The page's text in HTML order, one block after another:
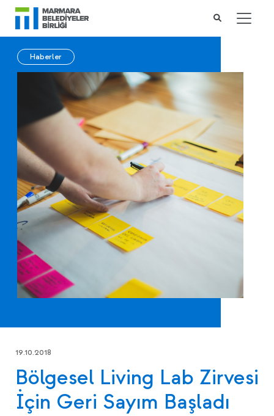
Haberler
19.10.2018
Bölgesel Living Lab Zirvesi
İçin Geri Sayım Başladı